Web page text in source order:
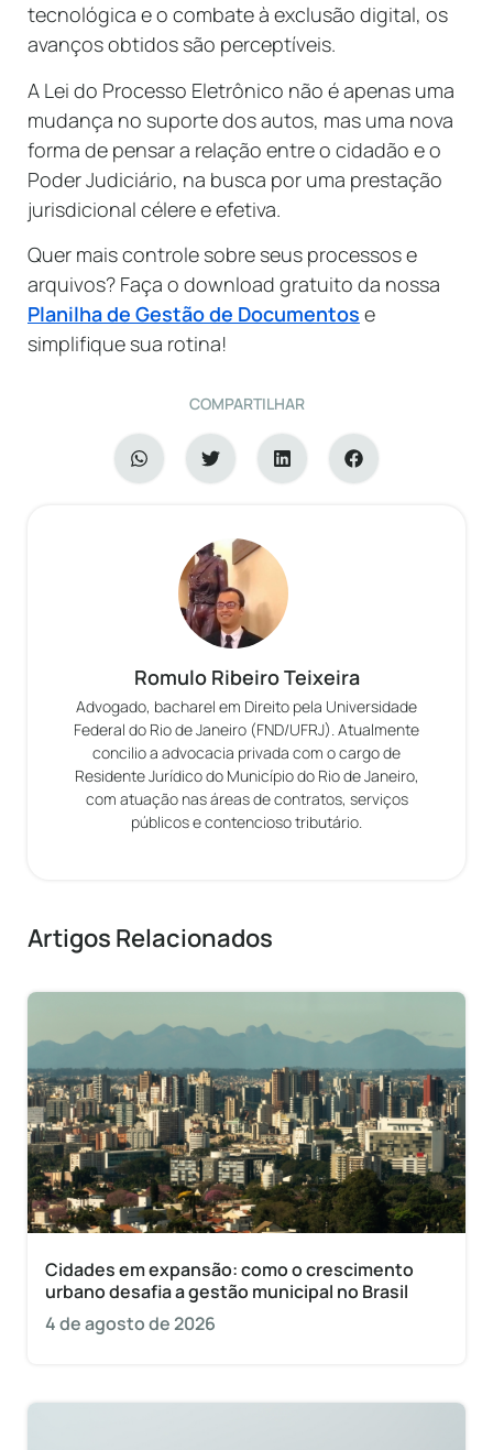
tecnológica e o combate à exclusão digital, os
avanços obtidos são perceptíveis.
A Lei do Processo Eletrônico não é apenas uma
mudança no suporte dos autos, mas uma nova
forma de pensar a relação entre o cidadão e o
Poder Judiciário, na busca por uma prestação
jurisdicional célere e efetiva.
Quer mais controle sobre seus processos e
arquivos? Faça o download gratuito da nossa
Planilha de Gestão de Documentos e
simplifique sua rotina!
COMPARTILHAR
Romulo Ribeiro Teixeira
Advogado, bacharel em Direito pela Universidade
Federal do Rio de Janeiro (FND/UFRJ). Atualmente
concilio a advocacia privada com o cargo de
Residente Jurídico do Município do Rio de Janeiro,
com atuação nas áreas de contratos, serviços
públicos e contencioso tributário.
Artigos Relacionados
Cidades em expansão: como o crescimento
urbano desafia a gestão municipal no Brasil
4 de agosto de 2026